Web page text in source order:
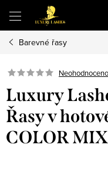
obsah
Barevné řasy
Neohodnoceno
Luxury
Řasy v
COLOR